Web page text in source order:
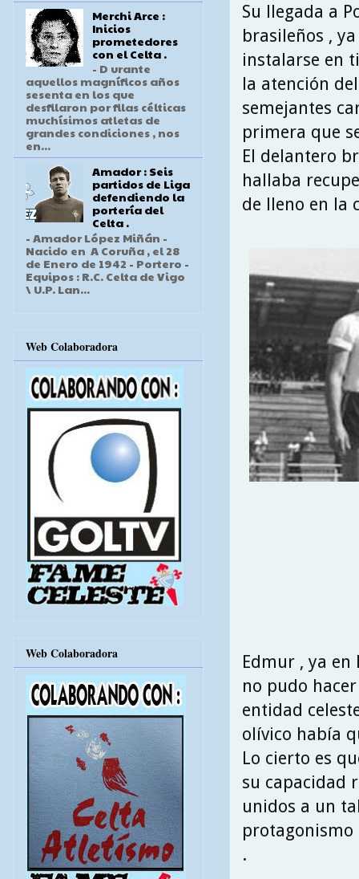
Su llegada a
brasileños ,
instalarse en
la atención
semejantes
primera que
El delantero
hallaba
de lleno en la
Edmur , ya
no pudo
entidad
olívico había
Lo cierto es
su capacidad
unidos a un
.
Merchi Arce :
Inicios
prometedores
con el Celta .
- D urante
aquellos magníficos años
sesenta en los que
desfilaron por filas célticas
muchísimos atletas de
grandes condiciones , nos
en...
Amador : Seis
partidos de Liga
defendiendo la
portería del
Celta .
- Amador López Miñán -
Nacido en A Coruña , el 28
de Enero de 1942 - Portero -
Equipos : R.C. Celta de Vigo
\ U.P. Lan...
Web Colaboradora
Web Colaboradora